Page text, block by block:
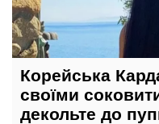
Корейська
своїми
декольте до